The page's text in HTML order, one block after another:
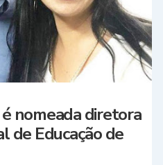
nomeada diretora
de Educação de